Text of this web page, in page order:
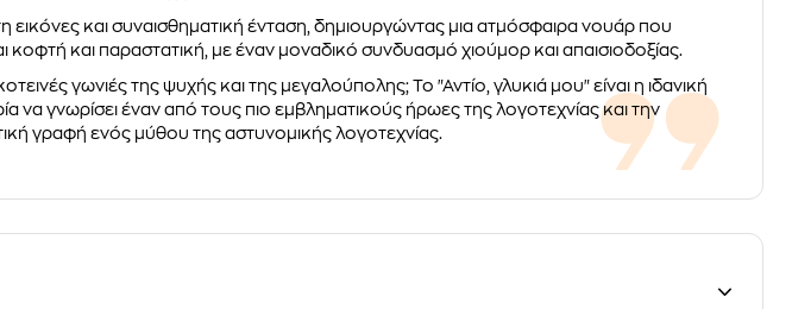
εικόνες και συναισθηματική ένταση, δημιουργώντας μια ατμόσφαιρα νουάρ που
και παραστατική, με έναν μοναδικό συνδυασμό χιούμορ και απαισιοδοξίας.
γωνιές της ψυχής και της μεγαλούπολης; Το "Αντίο, γλυκιά μου" είναι η ιδανική
να γνωρίσει έναν από τους πιο εμβληματικούς ήρωες της λογοτεχνίας και την
γραφή ενός μύθου της αστυνομικής λογοτεχνίας.